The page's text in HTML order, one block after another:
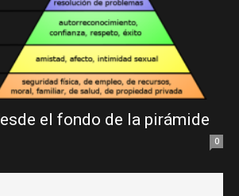
el fondo de la pirámide
0